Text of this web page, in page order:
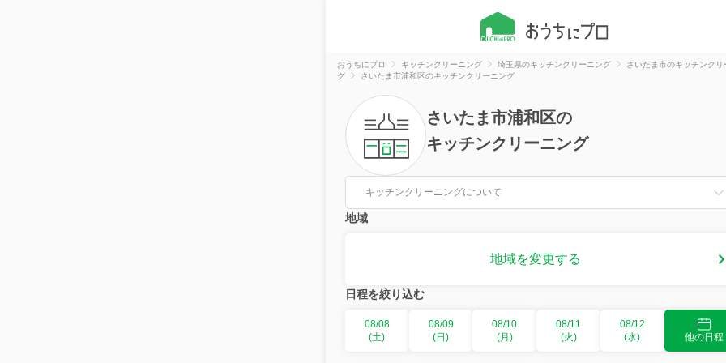
おうちにプロ キッチンクリーニング 埼玉県のキッチンクリーニング
さいたま市のキッチンクリ
グ
さいたま市浦和区のキッチンクリーニング
さいたま市浦和区の
キッチンクリーニング
キッチンクリーニングについて
地域
地域を変更する
日程を絞り込む
08/08
(土)
08/09
(日)
08/10
(月)
08/11
(火)
08/12
(水)
他の日程